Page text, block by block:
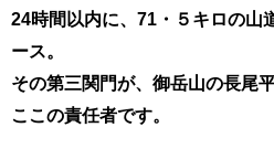
24時間以内に、71・５キロの山
ース。
その第三関門が、御岳山の長尾
ここの責任者です。